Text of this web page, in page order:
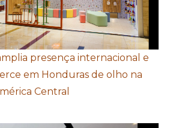
presença internacional e
em Honduras de olho na
Central